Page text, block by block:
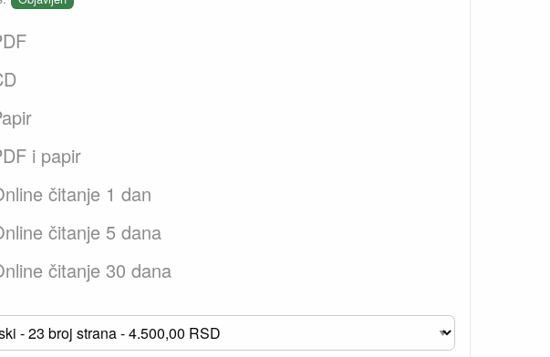
i papir
čitanje 1 dan
čitanje 5 dana
čitanje 30 dana